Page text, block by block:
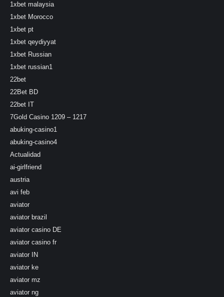
1xbet malaysia
1xbet Morocco
1xbet pt
1xbet qeydiyyat
1xbet Russian
1xbet russian1
22bet
22Bet BD
22bet IT
7Gold Casino 1209 – 1217
abuking-casino1
abuking-casino4
Actualidad
ai-girlfriend
austria
avi feb
aviator
aviator brazil
aviator casino DE
aviator casino fr
aviator IN
aviator ke
aviator mz
aviator ng